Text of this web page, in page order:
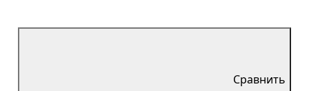
Сравнить